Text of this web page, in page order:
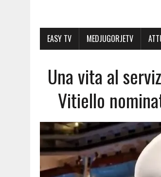
EASY TV MEDJUGORJETV
Una vita al
Vitiello